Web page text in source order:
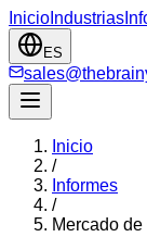
Inicio Industrias
ES
Inicio
/
Informes
/
Mercado